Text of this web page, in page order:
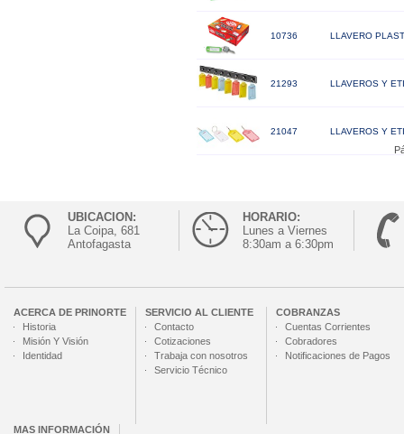
10736 LLAVERO
21293 LLAVEROS Y
21047 LLAVEROS Y
UBICACION:
La Coipa, 681
Antofagasta
HORARIO:
Lunes a Viernes
8:30am a 6:30pm
ACERCA DE PRINORTE
Historia
Misión Y Visión
Identidad
SERVICIO AL CLIENTE
Contacto
Cotizaciones
Trabaja con nosotros
Servicio Técnico
COBRANZAS
Cuentas Corrientes
Cobradores
Notificaciones de Pagos
MAS INFORMACIÓN